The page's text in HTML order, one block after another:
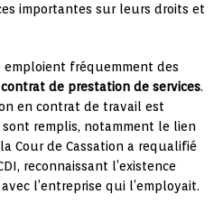
importantes sur leurs droits et
emploient fréquemment des
contrat de prestation de services.
en contrat de travail est
remplis, notamment le lien
Cour de Cassation a requalifié
reconnaissant l’existence
l’entreprise qui l’employait.